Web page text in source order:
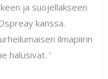
ja suojellakseen
kanssa.
ilmapiirin
halusivat. '